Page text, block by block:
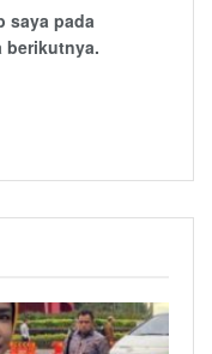
saya pada
berikutnya.